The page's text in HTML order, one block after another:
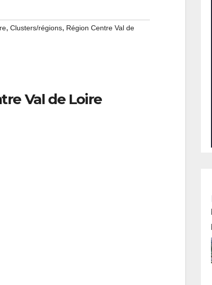
, Clusters/régions, Région Centre Val de
Val de Loire